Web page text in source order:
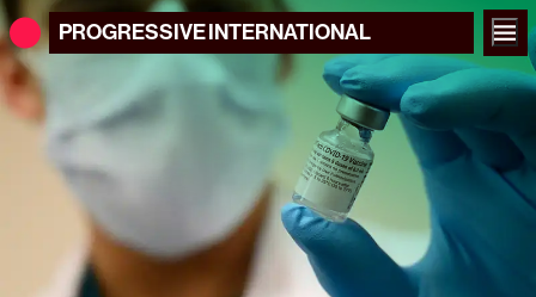
PROGRESSIVEINTERNATIONAL